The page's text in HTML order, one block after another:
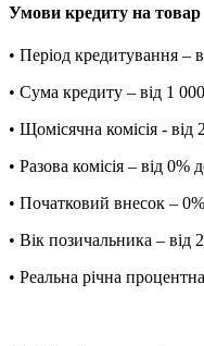
Умови кредиту на товар
• Період кредитування –
• Сума кредиту – від 1
• Щомісячна комісія - від
• Разова комісія – від 0%
• Початковий внесок – 0%
• Вік позичальника – від
• Реальна річна